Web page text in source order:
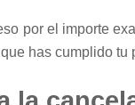
por el importe
has cumplido tu